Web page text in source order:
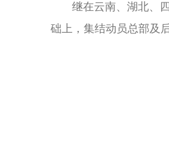
继在云南、湖北、四
础上，集结动员总部及